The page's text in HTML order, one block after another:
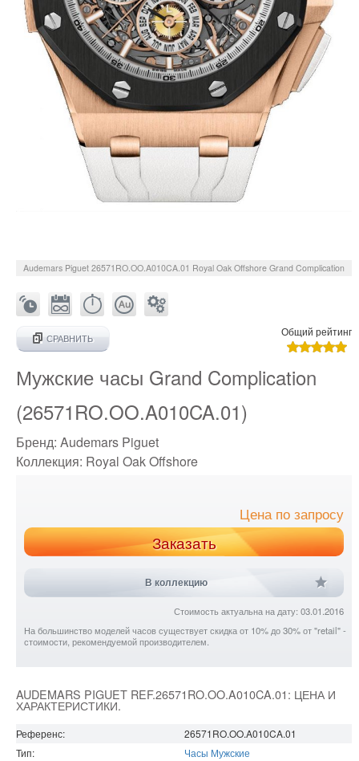
Audemars Piguet 26571RO.OO.A010CA.01 Royal Oak Offshore Grand Complication
СРАВНИТЬ
Общий рейтинг
Мужские часы Grand Complication
(26571RO.OO.A010CA.01)
Бренд: Audemars Piguet
Коллекция: Royal Oak Offshore
Цена по запросу
Заказать
В коллекцию
Стоимость актуальна на дату: 03.01.2016
На большинство моделей часов существует скидка от 10% до 30% от "retail" -
стоимости, рекомендуемой производителем.
AUDEMARS PIGUET REF.26571RO.OO.A010CA.01: ЦЕНА И
ХАРАКТЕРИСТИКИ.
Референс:
26571RO.OO.A010CA.01
Тип:
Часы Мужские